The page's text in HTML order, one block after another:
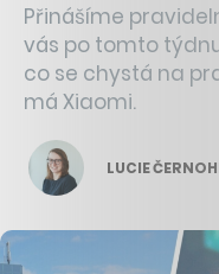
Přinášíme
vás po tomto
co se chystá na
má Xiaomi.
LUCIE